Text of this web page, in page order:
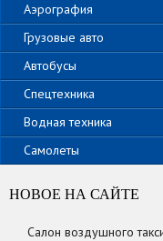
Аэрография
Грузовые авто
Автобусы
Спецтехника
Водная техника
Самолеты
НОВОЕ НА САЙТЕ
Салон воздушного